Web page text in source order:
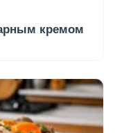
кремом